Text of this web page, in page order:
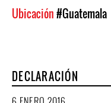
Ubicación#Guatemala
DECLARACIÓN